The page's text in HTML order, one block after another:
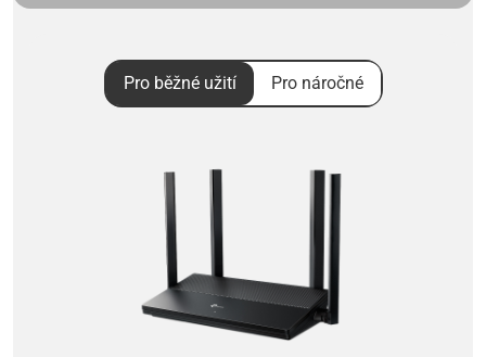
Pro běžné užití Pro náročné